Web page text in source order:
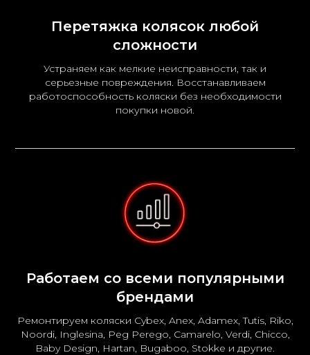
Перетяжка колясок любой
сложности
Устраняем как мелкие неисправности, так и
серьезные повреждения. Восстанавливаем
работоспособность коляски без необходимости
покупки новой.
Работаем со всеми популярными
брендами
Ремонтируем коляски Cybex, Anex, Adamex, Tutis, Riko,
Noordi, Inglesina, Peg Perego, Camarelo, Verdi, Chicco,
Baby Design, Hartan, Bugaboo, Stokke и другие.